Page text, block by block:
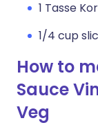
1 Tasse
1/4 cup
How to
Sauce
Veg